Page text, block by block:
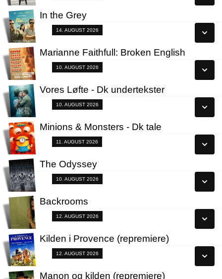
Se alle dage
In the Grey
14. AUGUST 2026Fra 14.08.2026
Se alle dage
Marianne Faithfull: Broken English
10. AUGUST 2026Fra 10.08.2026
Se alle dage
Vores Løfte - Dk undertekster
10. AUGUST 2026Fra 10.08.2026
Se alle dage
Minions & Monsters - Dk tale
11. AUGUST 2026Fra 11.08.2026
Se alle dage
The Odyssey
10. AUGUST 2026Fra 10.08.2026
Se alle dage
Backrooms
12. AUGUST 2026Fra 12.08.2026
Se alle dage
Kilden i Provence (repremiere)
12. AUGUST 2026Fra 12.08.2026
Manon og kilden (repremiere)